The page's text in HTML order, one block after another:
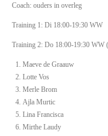
Coach: ouders in overleg
Training 1: Di 18:00-19:30 WW
Training 2: Do 18:00-19:30 WW
Maeve de Graauw
Lotte Vos
Merle Brom
Ajla Murtic
Lina Francisca
Mirthe Laudy